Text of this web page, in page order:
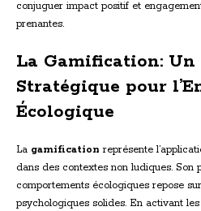
conjuguer impact positif et
prenantes.
La Gamification:
Stratégique pour
Écologique
La gamification représente
dans des contextes non ludiques. Son
comportements écologiques repose
psychologiques solides. En activant